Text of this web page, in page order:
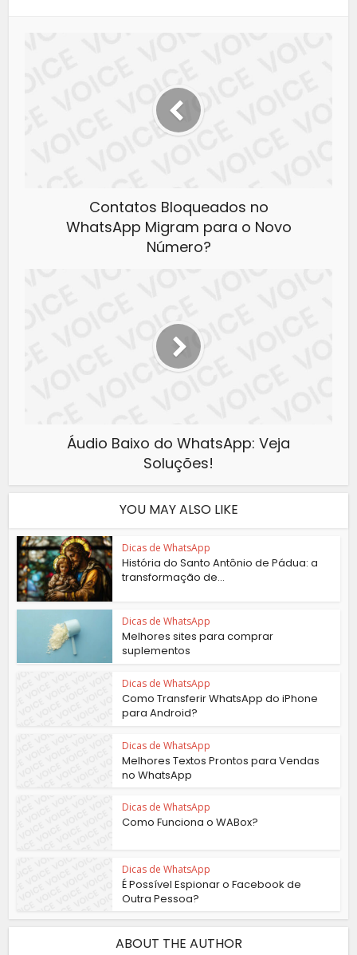
Contatos Bloqueados no
WhatsApp Migram para o Novo
Número?
Áudio Baixo do WhatsApp: Veja
Soluções!
YOU MAY ALSO LIKE
Dicas de WhatsApp
História do Santo Antônio de Pádua: a
transformação de...
Dicas de WhatsApp
Melhores sites para comprar
suplementos
Dicas de WhatsApp
Como Transferir WhatsApp do iPhone
para Android?
Dicas de WhatsApp
Melhores Textos Prontos para Vendas
no WhatsApp
Dicas de WhatsApp
Como Funciona o WABox?
Dicas de WhatsApp
É Possível Espionar o Facebook de
Outra Pessoa?
ABOUT THE AUTHOR